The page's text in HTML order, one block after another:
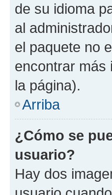
de su idioma
al
el paquete no
encontrar más
la página).
Arriba
¿Cómo se
usuario?
Hay dos